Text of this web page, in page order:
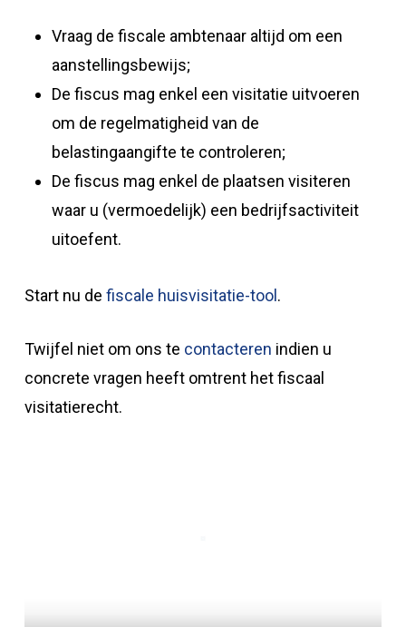
Vraag de fiscale ambtenaar altijd om een
aanstellingsbewijs;
De fiscus mag enkel een visitatie uitvoeren
om de regelmatigheid van de
belastingaangifte te controleren;
De fiscus mag enkel de plaatsen visiteren
waar u (vermoedelijk) een bedrijfsactiviteit
uitoefent.
Start nu de fiscale huisvisitatie-tool .
Twijfel niet om ons te contacteren indien u
concrete vragen heeft omtrent het fiscaal
visitatierecht.